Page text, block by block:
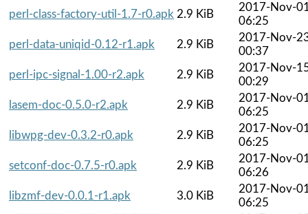
perl-class-factory-util-1.7-r0.apk 2.9 KiB
2017-Nov-
06:25
perl-data-uniqid-0.12-r1.apk
2.9 KiB
2017-Nov-
00:37
perl-ipc-signal-1.00-r2.apk
2.9 KiB
2017-Nov-
00:29
lasem-doc-0.5.0-r2.apk
2.9 KiB
2017-Nov-
06:25
libwpg-dev-0.3.2-r0.apk
2.9 KiB
2017-Nov-
06:25
setconf-doc-0.7.5-r0.apk
2.9 KiB
2017-Nov-
06:26
libzmf-dev-0.0.1-r1.apk
3.0 KiB
2017-Nov-
06:25